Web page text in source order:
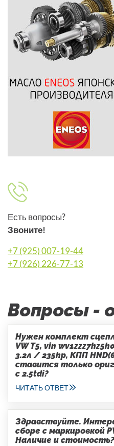
Есть вопросы?
Звоните!
+7 (925) 007-19-44
+7 (926) 226-77-13
Вопросы -
Нужен комплект
VW T5, vin
3.2л / 235hp, КПП
ставится только
с 2.5tdi?
ЧИТАТЬ ОТВЕТ
Здравствуйте.
сборе с маркировкой
Наличие и стоимость?